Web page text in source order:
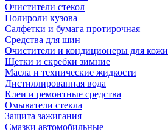
Очистители стекол
Полироли кузова
Салфетки и бумага протирочная
Средства для шин
Очистители и кондиционеры для кожи
Щетки и скребки зимние
Масла и технические жидкости
Дистиллированная вода
Клеи и ремонтные средства
Омыватели стекла
Защита зажигания
Смазки автомобильные